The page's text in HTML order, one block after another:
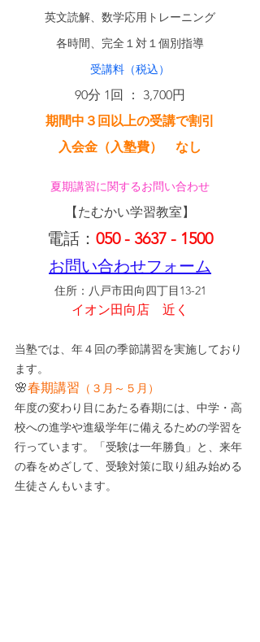
英文読解、数学応用トレーニング
各時間、完全１対１個別指導
受講料（税込）
90分 1回 ： 3,700円
期間中３回以上の受講で割引
入会金（入塾費）　なし
夏期講習に関するお問い合わせ
【たむかい学習教室】
電話： 050 - 3637 - 1500
お問い合わせフォーム
住所：八戸市田向四丁目13-21
イオン田向店　近く
当塾では、年４回の季節講習を実施しており
ます。
🌸春期講習 （３月～５月）
年度の変わり目にあたる春期には、中学・高
校への進学や進級学年に備えるための学習を
行っています。「受験は一年勝負」と、来年
の春をめざして、受験対策に取り組み始める
生徒さんもいます。